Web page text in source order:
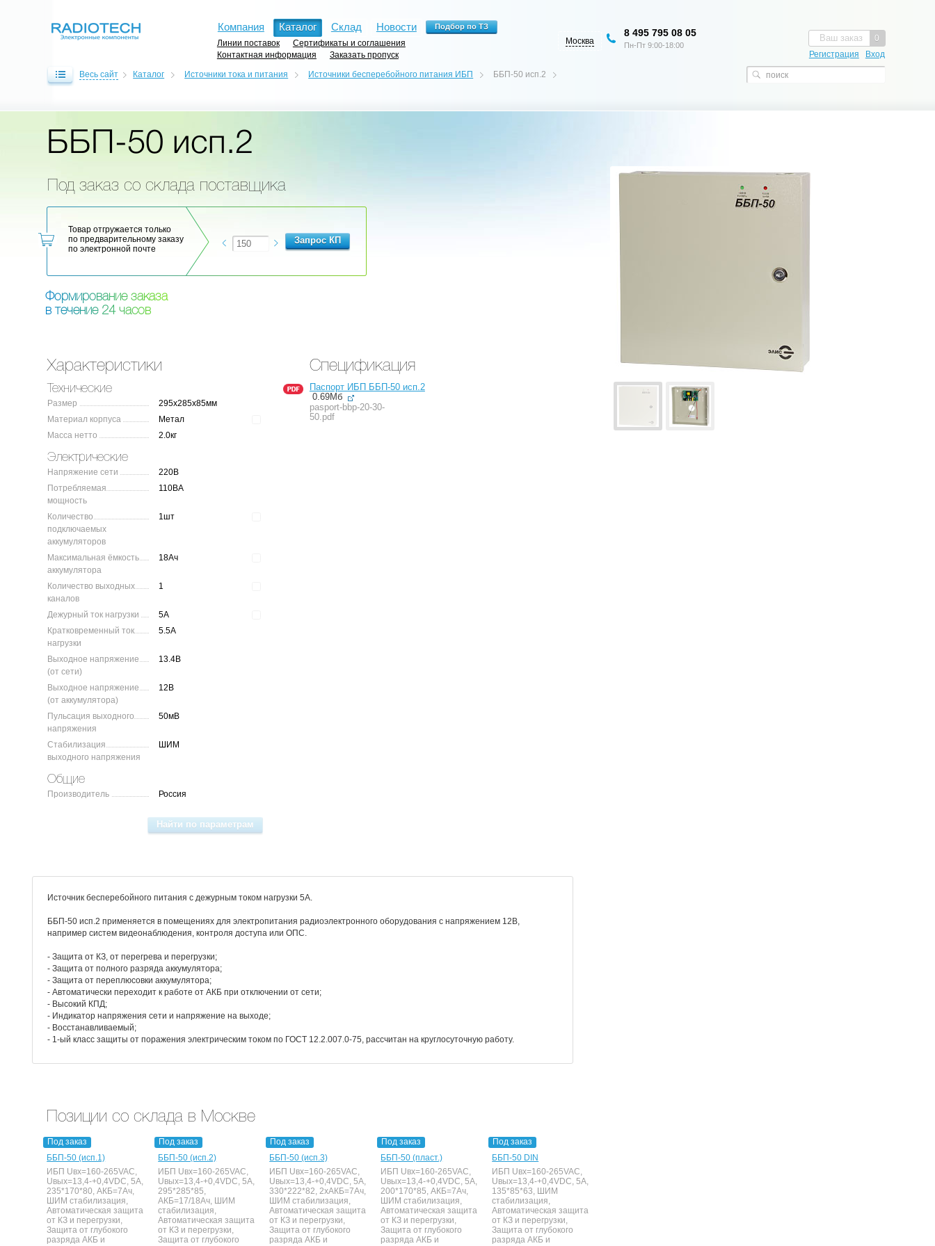
Компания Каталог Склад Новости
Линии поставок
Сертификаты и соглашения
Контактная информация
Заказать пропуск
0
Ваш заказ
Регистрация Вход
Москва
8 495 795 08 05
Пн-Пт 9:00-18:00
Весь сайт Каталог Источники тока и питания Источники бесперебойного питания ИБП ББП-50 исп.2
ББП-50 исп.2
Под заказ со склада поставщика
Товар отгружается только
по предварительному заказу
по электронной почте
Формирование заказа
в течение 24 часов
Характеристики
Технические
Размер
295x285x85мм
Материал корпуса
Метал
Масса нетто
2.0кг
Электрические
Напряжение сети
220В
Потребляемая
мощность
110ВА
Количество
подключаемых
аккумуляторов
1шт
Максимальная ёмкость
аккумулятора
18Ач
Количество выходных
каналов
1
Дежурный ток нагрузки
5А
Кратковременный ток
нагрузки
5.5А
Выходное напряжение
(от сети)
13.4В
Выходное напряжение
(от аккумулятора)
12В
Пульсация выходного
напряжения
50мВ
Стабилизация
выходного напряжения
ШИМ
Общие
Производитель Россия
Спецификация
Паспорт ИБП ББП-50 исп.2
0.69Мб
pasport-bbp-20-30-
50.pdf
Источник бесперебойного питания с дежурным током нагрузки 5А.
ББП-50 исп.2 применяется в помещениях для электропитания радиоэлектронного оборудования с напряжением 12В,
например систем видеонаблюдения, контроля доступа или ОПС.
- Защита от КЗ, от перегрева и перегрузки;
- Защита от полного разряда аккумулятора;
- Защита от переплюсовки аккумулятора;
- Автоматически переходит к работе от АКБ при отключении от сети;
- Высокий КПД;
- Индикатор напряжения сети и напряжение на выходе;
- Восстанавливаемый;
- 1-ый класс защиты от поражения электрическим током по ГОСТ 12.2.007.0-75, рассчитан на круглосуточную работу.
Позиции со склада в Москве
Под заказ
ББП-50 (исп.1)
ИБП Uвх=160-265VAC,
Uвых=13,4-+0,4VDC, 5A,
235*170*80, АКБ=7Ач,
ШИМ стабилизация,
Автоматическая защита
от КЗ и перегрузки,
Защита от глубокого
разряда АКБ и
Под заказ
ББП-50 (исп.2)
ИБП Uвх=160-265VAC,
Uвых=13,4-+0,4VDC, 5A,
295*285*85,
АКБ=17/18Ач, ШИМ
стабилизация,
Автоматическая защита
от КЗ и перегрузки,
Защита от глубокого
Под заказ
ББП-50 (исп.3)
ИБП Uвх=160-265VAC,
Uвых=13,4-+0,4VDC, 5A,
330*222*82, 2xАКБ=7Ач,
ШИМ стабилизация,
Автоматическая защита
от КЗ и перегрузки,
Защита от глубокого
разряда АКБ и
Под заказ
ББП-50 (пласт.)
ИБП Uвх=160-265VAC,
Uвых=13,4-+0,4VDC, 5A,
200*170*85, АКБ=7Ач,
ШИМ стабилизация,
Автоматическая защита
от КЗ и перегрузки,
Защита от глубокого
разряда АКБ и
Под заказ
ББП-50 DIN
ИБП Uвх=160-265VAC,
Uвых=13,4-+0,4VDC, 5A,
135*85*63, ШИМ
стабилизация,
Автоматическая защита
от КЗ и перегрузки,
Защита от глубокого
разряда АКБ и